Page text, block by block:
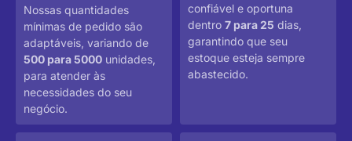
Nossas quantidades
mínimas de pedido são
adaptáveis, variando de
500 para 5000 unidades,
para atender às
necessidades do seu
negócio.
confiável e oportuna
dentro 7 para 25 dias,
garantindo que seu
estoque esteja sempre
abastecido.